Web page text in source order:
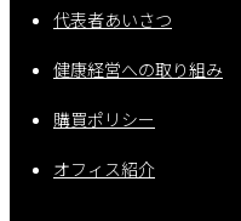
代表者あいさつ
健康経営への取り組み
購買ポリシー
オフィス紹介